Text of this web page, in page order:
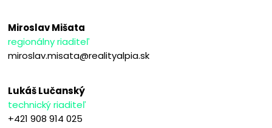
Miroslav Mišata
regionálny riaditeľ
miroslav.misata@realityalpia.sk
Lukáš Lučanský
technický riaditeľ
+421 908 914 025